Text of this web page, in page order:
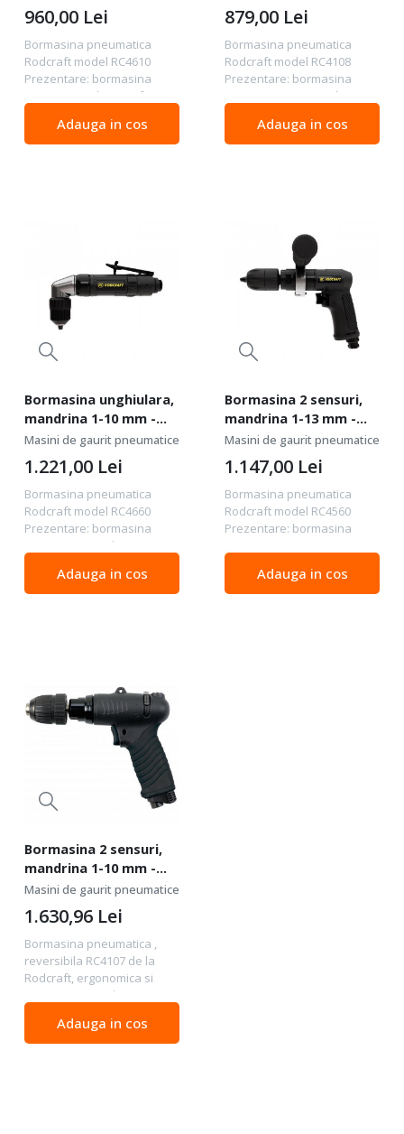
Bormasina pneumatica
Rodcraft model RC4610
Prezentare: bormasina
pneumatica dreapta foarte
mai bun datorita clapetei de
siguranta design ergonomic
960,00 Lei
Adauga in cos
Bormasina pneumatica
Rodcraft model RC4108
Prezentare: bormasina
pneumatica tip pistol cu
confort sporit operare
simpla si intuitiva design
879,00 Lei
Adauga in cos
Bormasina unghiulara,
mandrina 1-10 mm -
Rodcraft-RC4660
Masini de gaurit pneumatice
Bormasina pneumatica
Rodcraft model RC4660
Prezentare: bormasina
pneumatica cu design
dispusa la 90°) ideala
pentru operatiunile in locuri
1.221,00 Lei
Adauga in cos
Bormasina 2 sensuri,
mandrina 1-13 mm -
Rodcraft-RC4560
Masini de gaurit pneumatice
Bormasina pneumatica
Rodcraft model RC4560
Prezentare: bormasina
pentru operatiuni de
gaurire de dimensiuni mari
1.147,00 Lei
Adauga in cos
Bormasina 2 sensuri,
mandrina 1-10 mm -
Rodcraft-RC4107
Masini de gaurit pneumatice
Bormasina pneumatica ,
reversibila RC4107 de la
Rodcraft, ergonomica si
usoara, tip pistol cu maner
compozit, prevazut cu
insertii din cauciuc pe
1.630,96 Lei
Adauga in cos